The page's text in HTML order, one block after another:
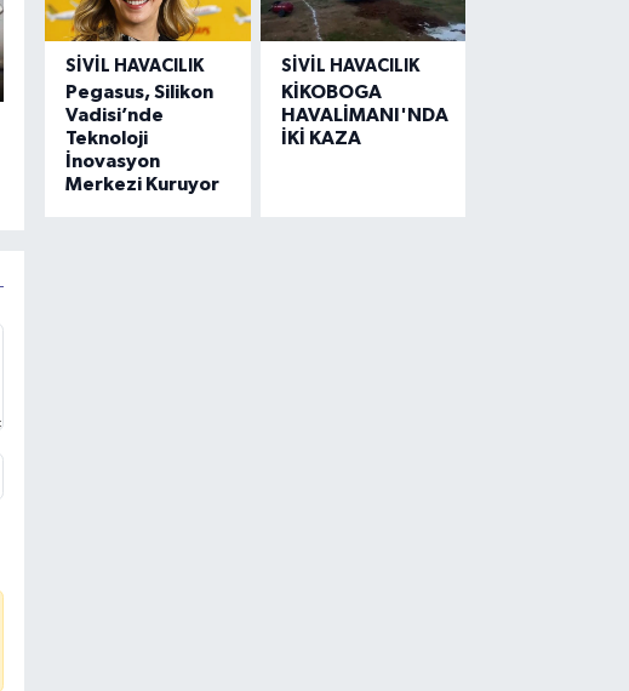
SIVIL HAVACILIK
Pegasus, Silikon
Vadisi’nde
Teknoloji
İnovasyon
Merkezi Kuruyor
SIVIL HAVACILIK
KİKOBOGA
HAVALİMANI'NDA
İKİ KAZA